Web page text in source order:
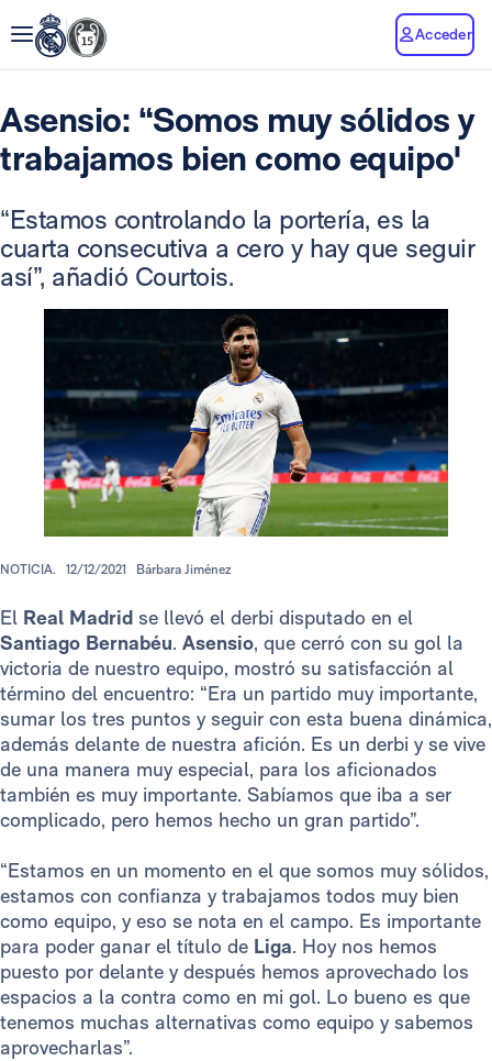
Acceder
Asensio: “Somos muy sólidos y
trabajamos bien como equipo'
“Estamos controlando la portería, es la
cuarta consecutiva a cero y hay que seguir
así”, añadió Courtois.
NOTICIA. 12/12/2021 Bárbara Jiménez
El Real Madrid se llevó el derbi disputado en el
Santiago Bernabéu. Asensio, que cerró con su gol la
victoria de nuestro equipo, mostró su satisfacción al
término del encuentro: “Era un partido muy importante,
sumar los tres puntos y seguir con esta buena dinámica,
además delante de nuestra afición. Es un derbi y se vive
de una manera muy especial, para los aficionados
también es muy importante. Sabíamos que iba a ser
complicado, pero hemos hecho un gran partido”.
“Estamos en un momento en el que somos muy sólidos,
estamos con confianza y trabajamos todos muy bien
como equipo, y eso se nota en el campo. Es importante
para poder ganar el título de Liga. Hoy nos hemos
puesto por delante y después hemos aprovechado los
espacios a la contra como en mi gol. Lo bueno es que
tenemos muchas alternativas como equipo y sabemos
aprovecharlas”.